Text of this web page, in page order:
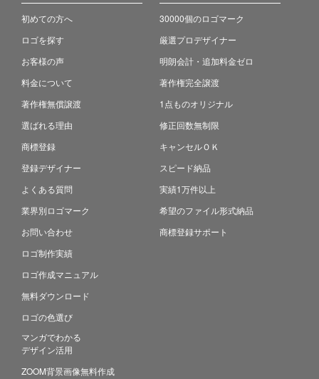
初めての方へ
ロゴを探す
お客様の声
料金について
著作権無償譲渡
選ばれる理由
商標登録
登録デザイナー
よくある質問
業界別ロゴマーク
お問い合わせ
ロゴ制作実績
ロゴ作成マニュアル
無料ダウンロード
ロゴの色選び
マンガでわかる
デザイン活用
ZOOM背景画像無料作成
30000個のロゴマーク
厳選プロデザイナー
明朗会計・追加料金ゼロ
著作権完全譲渡
1点ものオリジナル
修正回数無制限
キャンセルＯＫ
スピード納品
実績1万件以上
希望のファイル形式納品
商標登録サポート